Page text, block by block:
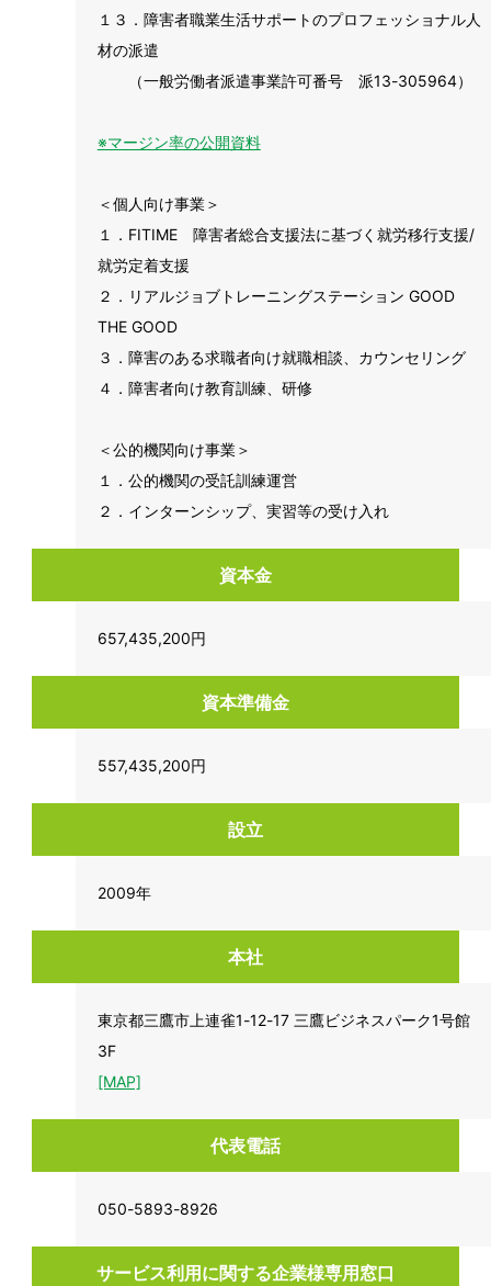
１３．障害者職業生活サポートのプロフェッショナル人
材の派遣
（一般労働者派遣事業許可番号 派13-305964）
※マージン率の公開資料
＜個人向け事業＞
１．FITIME 障害者総合支援法に基づく就労移行支援/
就労定着支援
２．リアルジョブトレーニングステーション GOOD
THE GOOD
３．障害のある求職者向け就職相談、カウンセリング
４．障害者向け教育訓練、研修
＜公的機関向け事業＞
１．公的機関の受託訓練運営
２．インターンシップ、実習等の受け入れ
資本金
657,435,200円
資本準備金
557,435,200円
設立
2009年
本社
東京都三鷹市上連雀1-12-17 三鷹ビジネスパーク1号館
3F
[MAP]
代表電話
050-5893-8926
サービス利用に関する企業様専用窓口